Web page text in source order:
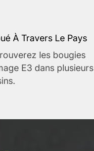
À Travers Le Pays
les bougies
E3 dans plusieurs